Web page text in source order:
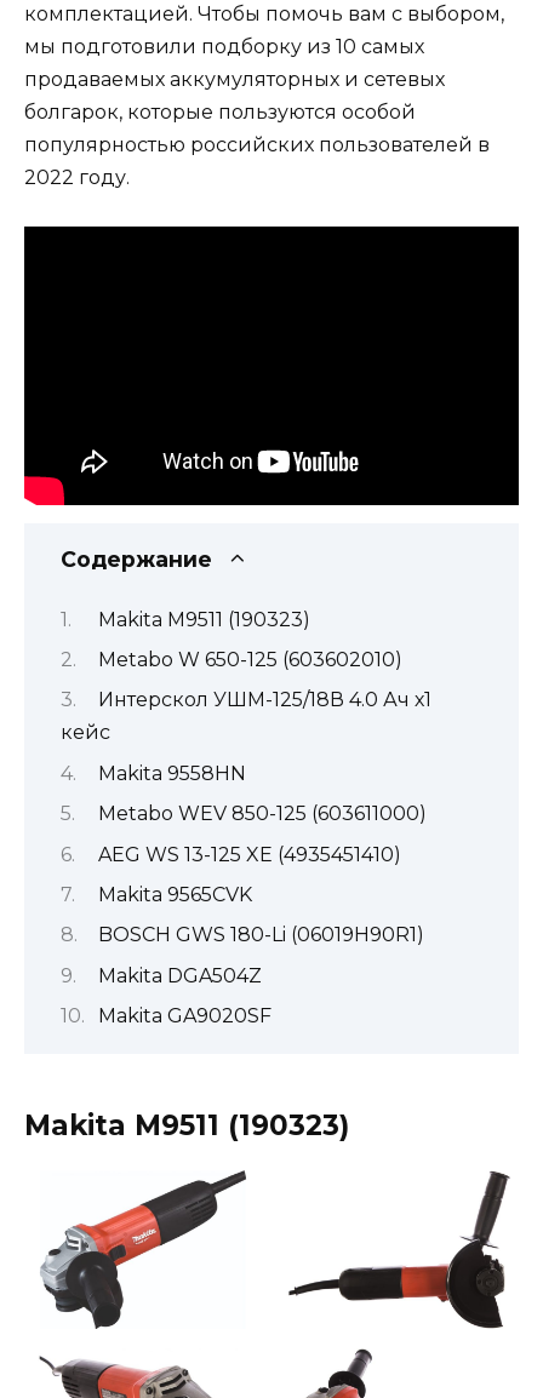
комплектацией. Чтобы помочь вам с выбором,
мы подготовили подборку из 10 самых
продаваемых аккумуляторных и сетевых
болгарок, которые пользуются особой
популярностью российских пользователей в
2022 году.
Содержание
Makita M9511 (190323)
Metabo W 650-125 (603602010)
Интерскол УШМ-125/18В 4.0 Ач х1
кейс
Makita 9558HN
Metabo WEV 850-125 (603611000)
AEG WS 13-125 XE (4935451410)
Makita 9565CVK
BOSCH GWS 180-Li (06019H90R1)
Makita DGA504Z
Makita GA9020SF
Makita M9511 (190323)